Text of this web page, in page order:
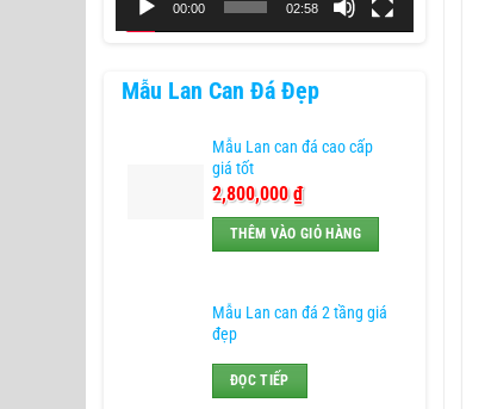
00:00 02:58
Mẫu Lan Can Đá Đẹp
Mẫu Lan can đá cao cấp
giá tốt
2,800,000₫
THÊM VÀO GIỎ HÀNG
Mẫu Lan can đá 2 tầng giá
đẹp
ĐỌC TIẾP